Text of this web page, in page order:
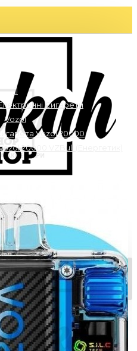
:(
Сигарети
Vozol
Vozol 20000
20000 VZBull (Енергетик)